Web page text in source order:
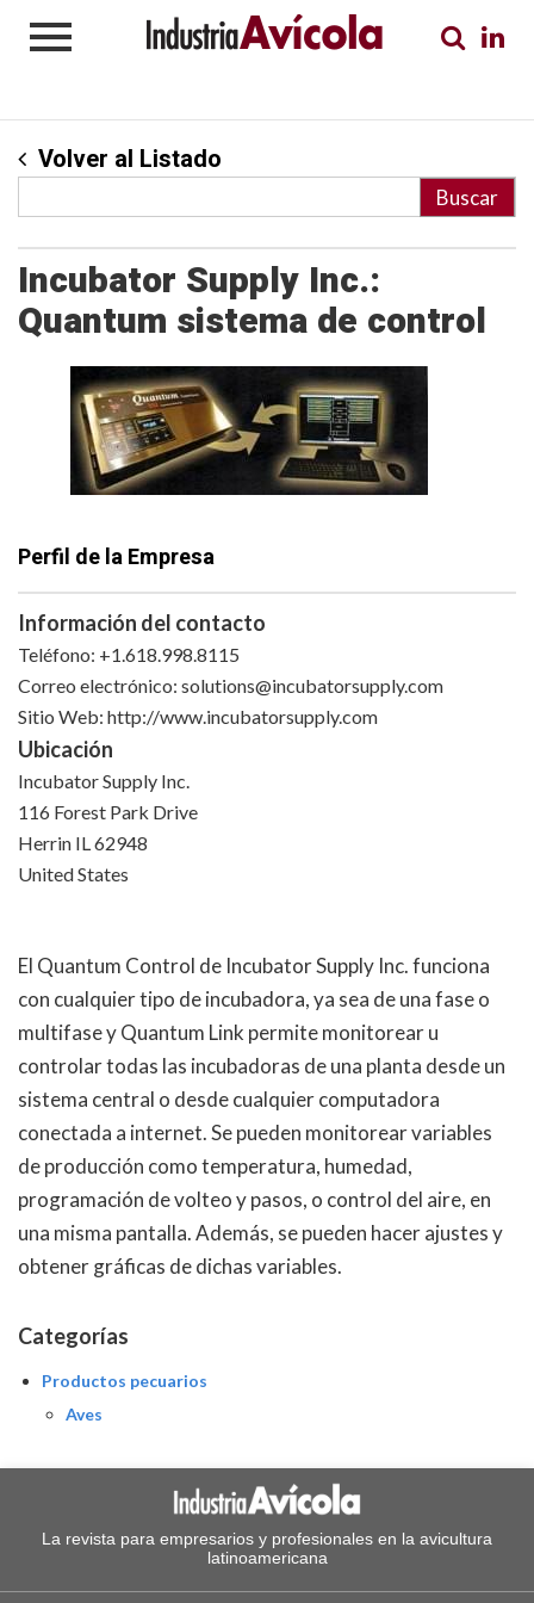
Volver al Listado
Incubator Supply Inc.:
Quantum sistema de control
Perfil de la Empresa
Información del contacto
Teléfono: +1.618.998.8115
Correo electrónico: solutions@incubatorsupply.com
Sitio Web: http://www.incubatorsupply.com
Ubicación
Incubator Supply Inc.
116 Forest Park Drive
Herrin IL 62948
United States
El Quantum Control de Incubator Supply Inc. funciona
con cualquier tipo de incubadora, ya sea de una fase o
multifase y Quantum Link permite monitorear u
controlar todas las incubadoras de una planta desde un
sistema central o desde cualquier computadora
conectada a internet. Se pueden monitorear variables
de producción como temperatura, humedad,
programación de volteo y pasos, o control del aire, en
una misma pantalla. Además, se pueden hacer ajustes y
obtener gráficas de dichas variables.
Categorías
Productos pecuarios
Aves
La revista para empresarios y profesionales en la avicultura
latinoamericana